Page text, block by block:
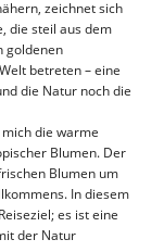
zeichnet sich
die steil aus dem
goldenen
betreten – eine
die Natur noch die
die warme
Blumen. Der
Blumen um
In diesem
es ist eine
der Natur